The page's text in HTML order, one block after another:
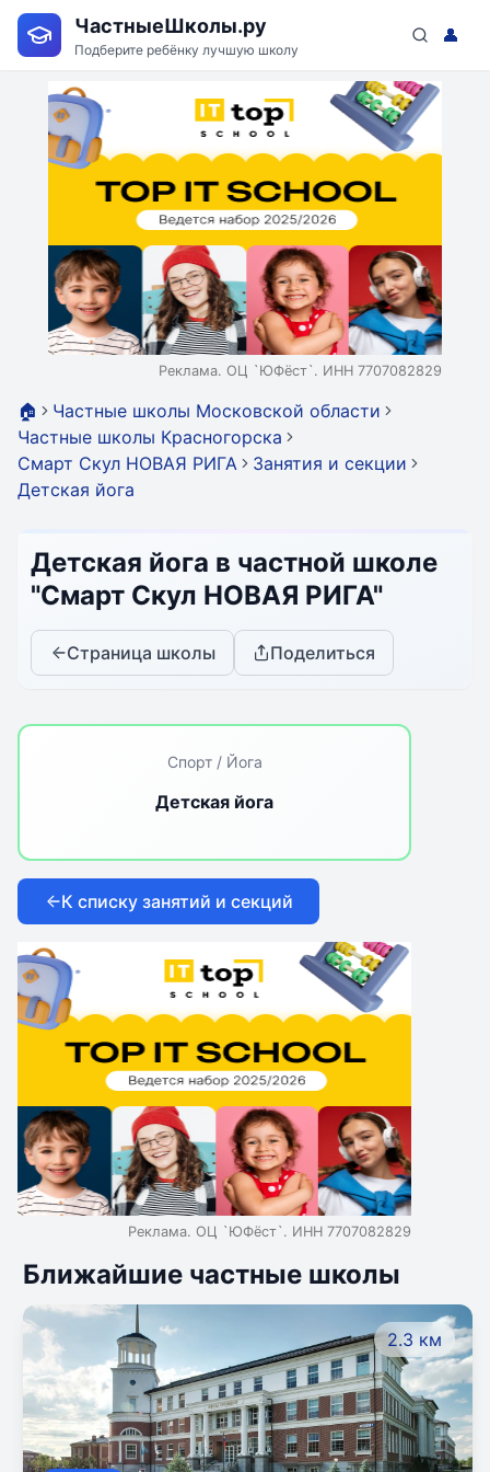
ЧастныеШколы.ру
Подберите ребёнку лучшую школу
👤
Реклама. ОЦ `ЮФёст`. ИНН 7707082829
🏠
Частные школы Московской области
Частные школы Красногорска
Смарт Скул НОВАЯ РИГА
Занятия и секции
Детская йога
Детская йога в частной школе
"Смарт Скул НОВАЯ РИГА"
Страница школы Поделиться
Спорт / Йога
Детская йога
К списку занятий и секций
Реклама. ОЦ `ЮФёст`. ИНН 7707082829
Ближайшие частные школы
2.3 км